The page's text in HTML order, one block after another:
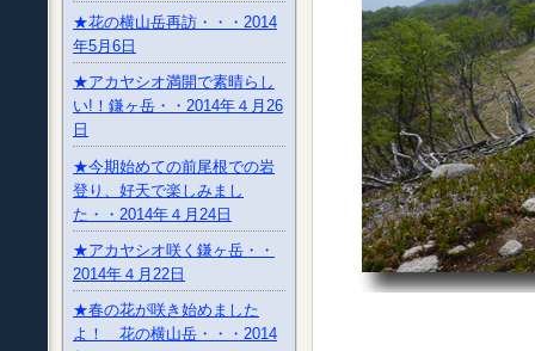
★花の横山岳再訪・・・2014
年5月6日
★アカヤシオ満開で素晴らし
い!！鎌ヶ岳・・2014年４月26
日
★今期始めての前尾根での岩
登り、好天で楽しみまし
た・・2014年４月24日
★アカヤシオ咲く鎌ヶ岳・・
2014年４月22日
★春の花が咲き始めました
よ！ 花の横山岳・・・2014